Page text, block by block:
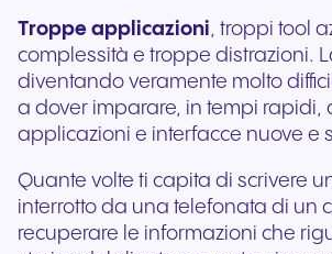
Troppe applicazioni, troppi tool
complessità e troppe distrazioni.
diventando veramente molto
a dover imparare, in tempi rapidi,
applicazioni e interfacce nuove e
Quante volte ti capita di scrivere
interrotto da una telefonata di un
recuperare le informazioni che